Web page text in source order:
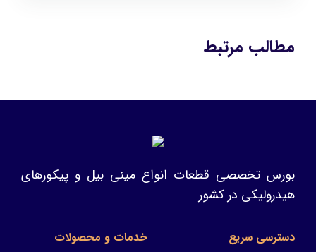
مطالب مرتبط
بورس تخصصی قطعات انواع مینی بیل و پیکورهای
هیدرولیکی در کشور
دسترسی سریع خدمات و محصولات